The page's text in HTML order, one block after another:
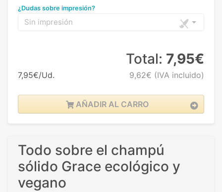
¿Dudas sobre impresión?
Sin impresión
7,95€/Ud.
Total: 7,95€
9,62€ (IVA incluido)
AÑADIR AL CARRO
Todo sobre el champú
sólido Grace ecológico y
vegano